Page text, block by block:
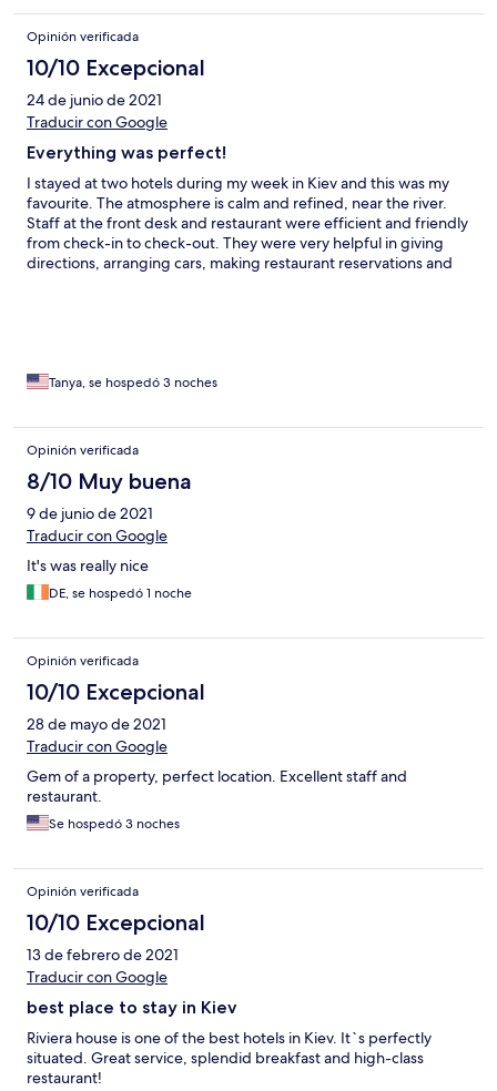
Opinión verificada
10/10 Excepcional
24 de junio de 2021
Traducir con Google
Everything was perfect!
I stayed at two hotels during my week in Kiev and this was my
favourite. The atmosphere is calm and refined, near the river.
Staff at the front desk and restaurant were efficient and friendly
from check-in to check-out. They were very helpful in giving
directions, arranging cars, making restaurant reservations and
much more elegant than a buffet, in my opinion. Kyiv can be a
Ukrainian, but the staff and setting at Riviera House make me
want to return.
Tanya, se hospedó 3 noches
Opinión verificada
8/10 Muy buena
9 de junio de 2021
Traducir con Google
It's was really nice
DE, se hospedó 1 noche
Opinión verificada
10/10 Excepcional
28 de mayo de 2021
Traducir con Google
Gem of a property, perfect location. Excellent staff and
restaurant.
Se hospedó 3 noches
Opinión verificada
10/10 Excepcional
13 de febrero de 2021
Traducir con Google
best place to stay in Kiev
Riviera house is one of the best hotels in Kiev. It`s perfectly
situated. Great service, splendid breakfast and high-class
restaurant!